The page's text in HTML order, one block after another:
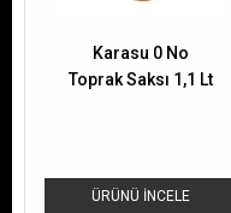
ÜRÜNÜ İNCELE
Karasu 0 No
Toprak Saksı 1,1 Lt